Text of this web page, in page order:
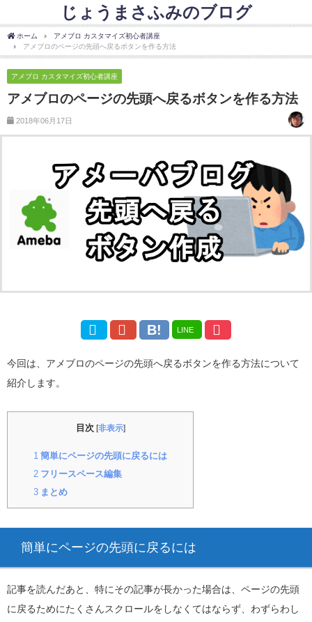
じょうまさふみのブログ
ホーム
アメブロ カスタマイズ初心者講座
アメブロのページの先頭へ戻るボタンを作る方法
アメブロ カスタマイズ初心者講座
アメブロのページの先頭へ戻るボタンを作る方法
2018年06月17日
LINE
今回は、アメブロのページの先頭へ戻るボタンを作る方法について
紹介します。
目次 非表示]
1 簡単にページの先頭に戻るには
2フリースペース編集
3まとめ
簡単にページの先頭に戻るには
記事を読んだあと、特にその記事が長かった場合は、ページの先頭
に戻るためにたくさんスクロールをしなくてはならず、わずらわし